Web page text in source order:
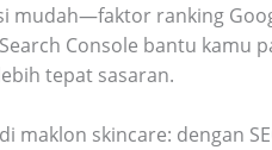
mudah—faktor ranking
Console bantu kamu
tepat sasaran.
maklon skincare: dengan